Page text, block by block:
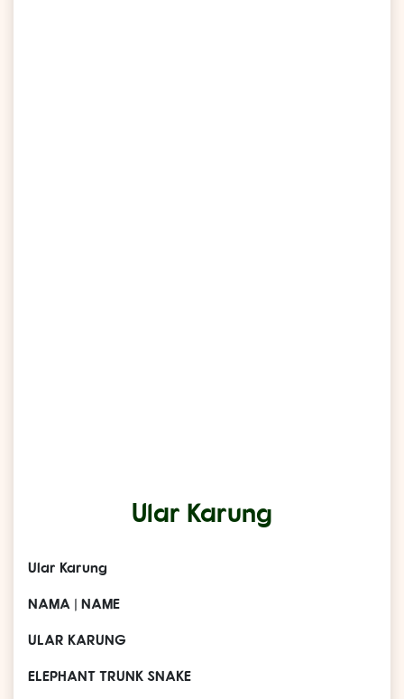
Ular Karung
Ular Karung
NAMA | NAME
ULAR KARUNG
ELEPHANT TRUNK SNAKE